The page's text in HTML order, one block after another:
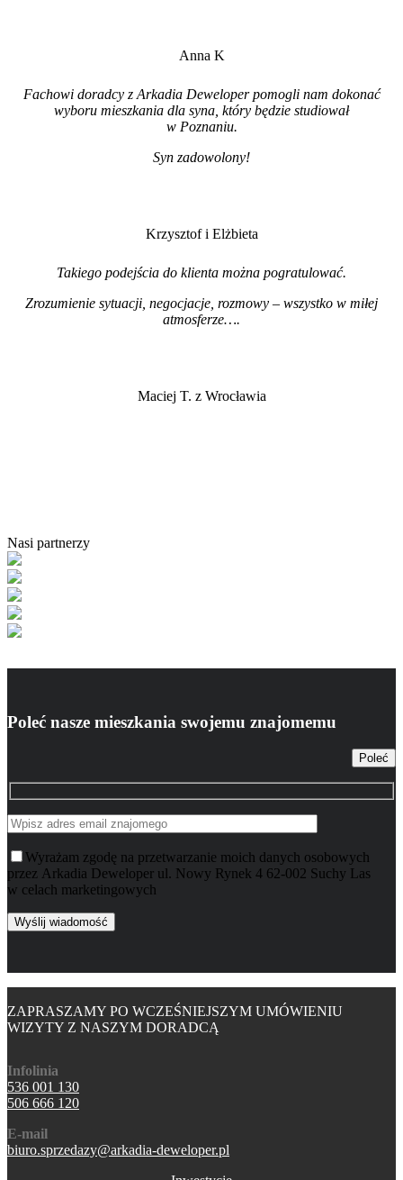
Anna K
Fachowi doradcy z Arkadia Deweloper pomogli nam dokonać
wyboru mieszkania dla syna, który będzie studiował
w Poznaniu.
Syn zadowolony!
Krzysztof i Elżbieta
Takiego podejścia do klienta można pogratulować.
Zrozumienie sytuacji, negocjacje, rozmowy – wszystko w miłej
atmosferze….
Maciej T. z Wrocławia
Nasi partnerzy
Poleć nasze mieszkania swojemu znajomemu
Poleć
Wyrażam zgodę na przetwarzanie moich danych osobowych
przez Arkadia Deweloper ul. Nowy Rynek 4 62-002 Suchy Las
w celach marketingowych
ZAPRASZAMY PO WCZEŚNIEJSZYM UMÓWIENIU
WIZYTY Z NASZYM DORADCĄ
Infolinia
536 001 130
506 666 120
E-mail
biuro.sprzedazy@arkadia-deweloper.pl